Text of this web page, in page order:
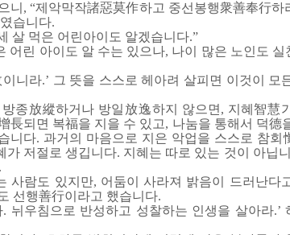
니, “제악막작諸惡莫作하고 중선봉행衆善奉行
습니다.
살 먹은 어린아이도 알겠습니다.”
어린 아이도 알 수는 있으나, 나이 많은 노인도 실
니라.’ 그 뜻을 스스로 헤아려 살피면 이것이 모
종放縱하거나 방일放逸하지 않으면, 지혜智慧
長되면 복福을 지을 수 있고, 나눔을 통해서 덕德
니다. 과거의 마음으로 지은 악업을 스스로 참회
저절로 생깁니다. 지혜는 따로 있는 것이 아닙
사람도 있지만, 어둠이 사라져 밝음이 드러난다
선행善行이라고 했습니다.
뉘우침으로 반성하고 성찰하는 인생을 살아라.’